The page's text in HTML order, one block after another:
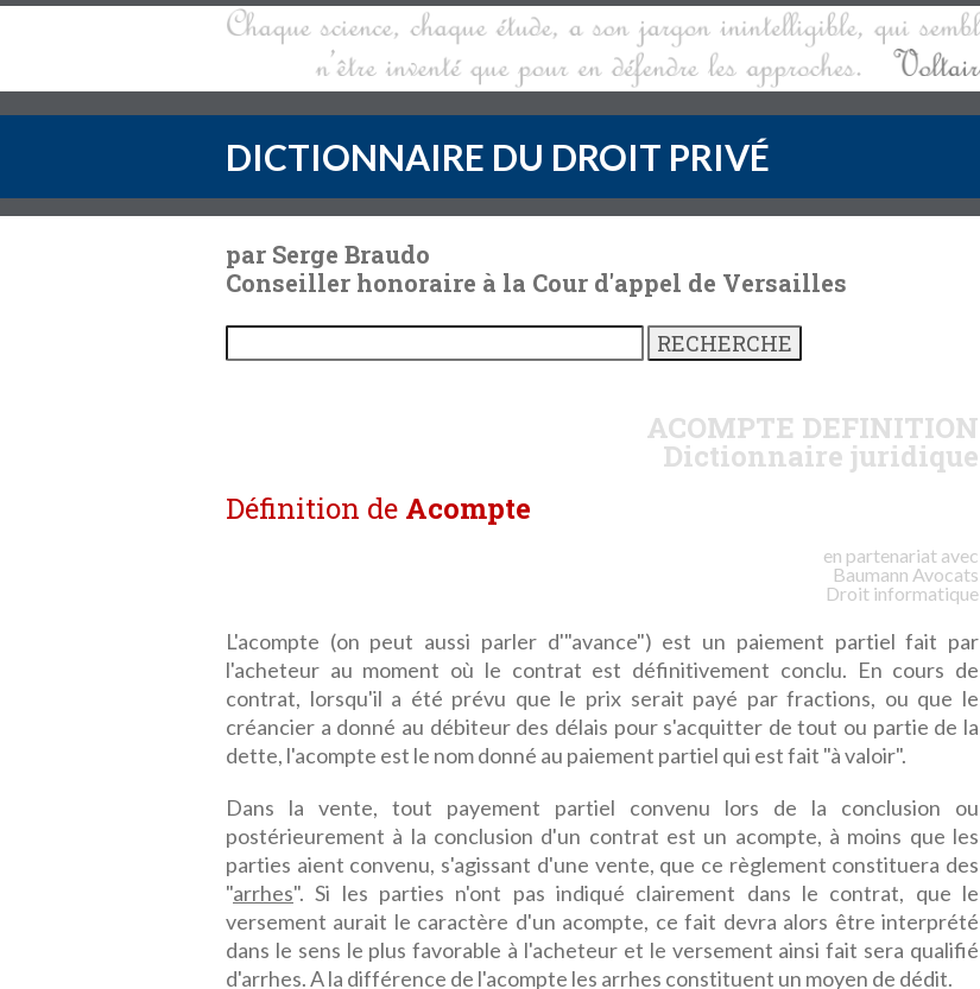
DICTIONNAIRE DU DROIT PRIVÉ
par Serge Braudo
Conseiller honoraire à la Cour d'appel de Versailles
ACOMPTE DEFINITION
Dictionnaire juridique
Définition de Acompte
en partenariat avec
Baumann Avocats
Droit informatique
L'acompte (on peut aussi parler d'"avance") est un paiement partiel fait par
l'acheteur au moment où le contrat est définitivement conclu. En cours de
contrat, lorsqu'il a été prévu que le prix serait payé par fractions, ou que le
créancier a donné au débiteur des délais pour s'acquitter de tout ou partie de la
dette, l'acompte est le nom donné au paiement partiel qui est fait "à valoir".
Dans la vente, tout payement partiel convenu lors de la conclusion ou
postérieurement à la conclusion d'un contrat est un acompte, à moins que les
parties aient convenu, s'agissant d'une vente, que ce règlement constituera des
"arrhes". Si les parties n'ont pas indiqué clairement dans le contrat, que le
versement aurait le caractère d'un acompte, ce fait devra alors être interprété
dans le sens le plus favorable à l'acheteur et le versement ainsi fait sera qualifié
d'arrhes. A la différence de l'acompte les arrhes constituent un moyen de dédit.